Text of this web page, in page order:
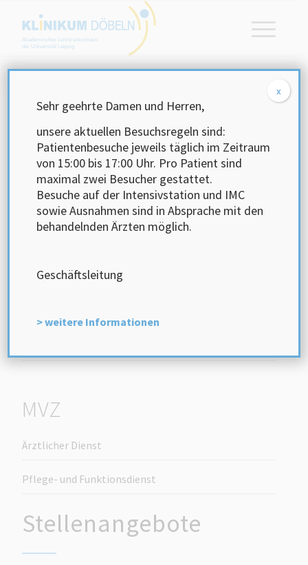
Akademisches Lehrkrankenhaus
der Universität Leipzig
Klinikum
Ärztlicher Dienst
Pflege- und Funktionsdienst
Verwaltungs- Technischer- Dienst
MVZ
Ärztlicher Dienst
Pflege- und Funktionsdienst
Stellenangebote
Sehr geehrte Damen und Herren,
unsere aktuellen Besuchsregeln sind:
Patientenbesuche jeweils täglich im Zeitraum
von 15:00 bis 17:00 Uhr. Pro Patient sind
maximal zwei Besucher gestattet.
Besuche auf der Intensivstation und IMC
sowie Ausnahmen sind in Absprache mit den
behandelnden Ärzten möglich.
Geschäftsleitung
> weitere Informationen
x